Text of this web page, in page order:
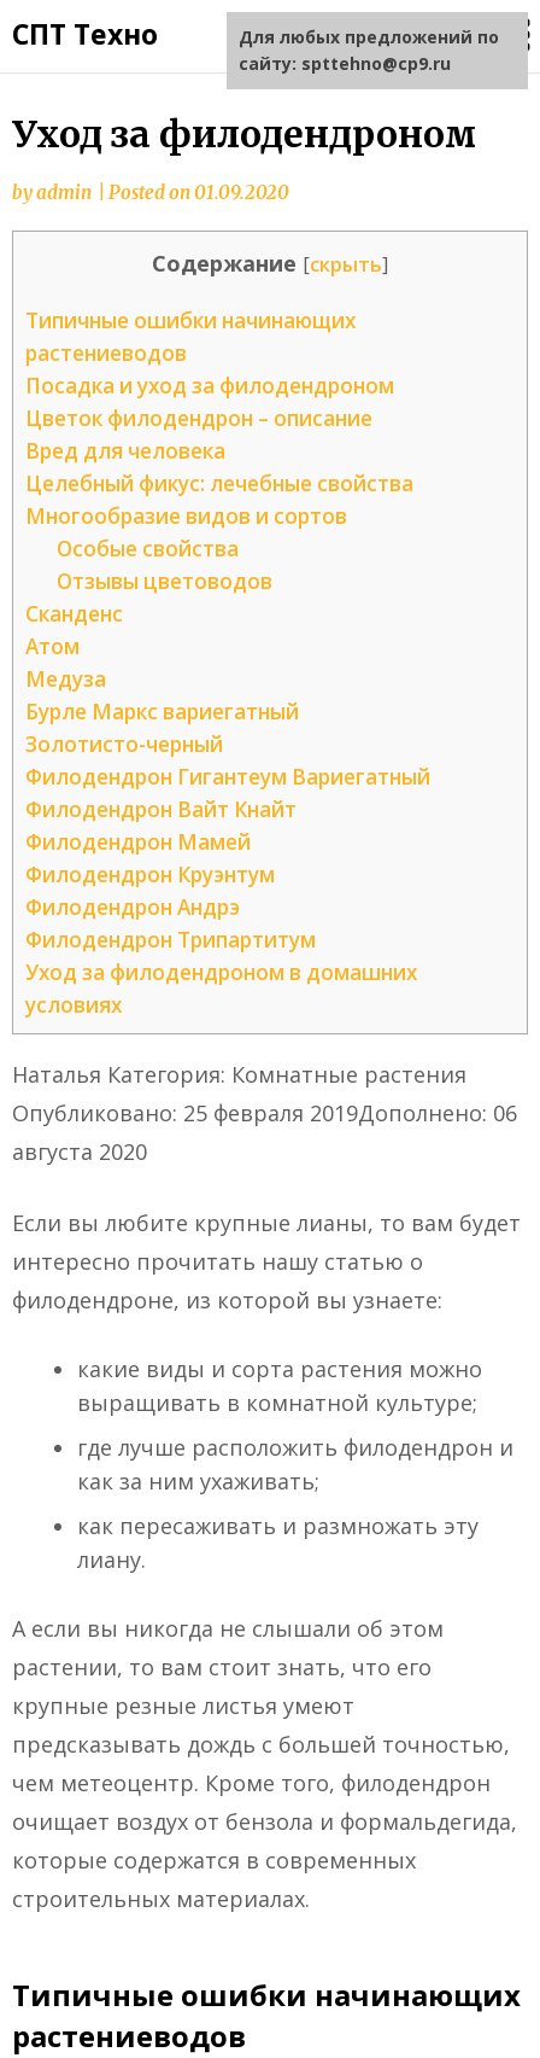
СПТ Техно
Уход за филодендроном
byadmin Posted on01.09.2020
Содержание [скрыть]
Типичные ошибки начинающих
растениеводов
Посадка и уход за филодендроном
Цветок филодендрон – описание
Вред для человека
Целебный фикус: лечебные свойства
Многообразие видов и сортов
Особые свойства
Отзывы цветоводов
Сканденс
Атом
Медуза
Бурле Маркс вариегатный
Золотисто-черный
Филодендрон Гигантеум Вариегатный
Филодендрон Вайт Кнайт
Филодендрон Мамей
Филодендрон Круэнтум
Филодендрон Андрэ
Филодендрон Трипартитум
Уход за филодендроном в домашних
условиях
Наталья Категория: Комнатные растения
Опубликовано: 25 февраля 2019Дополнено: 06
августа 2020
Если вы любите крупные лианы, то вам будет
интересно прочитать нашу статью о
филодендроне, из которой вы узнаете:
какие виды и сорта растения можно
выращивать в комнатной культуре;
где лучше расположить филодендрон и
как за ним ухаживать;
как пересаживать и размножать эту
лиану.
А если вы никогда не слышали об этом
растении, то вам стоит знать, что его
крупные резные листья умеют
предсказывать дождь с большей точностью,
чем метеоцентр. Кроме того, филодендрон
очищает воздух от бензола и формальдегида,
которые содержатся в современных
строительных материалах.
Типичные ошибки начинающих
растениеводов
Для любых предложений по
сайту: spttehno@cp9.ru